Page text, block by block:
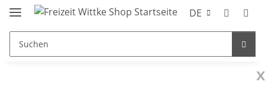
DE
x